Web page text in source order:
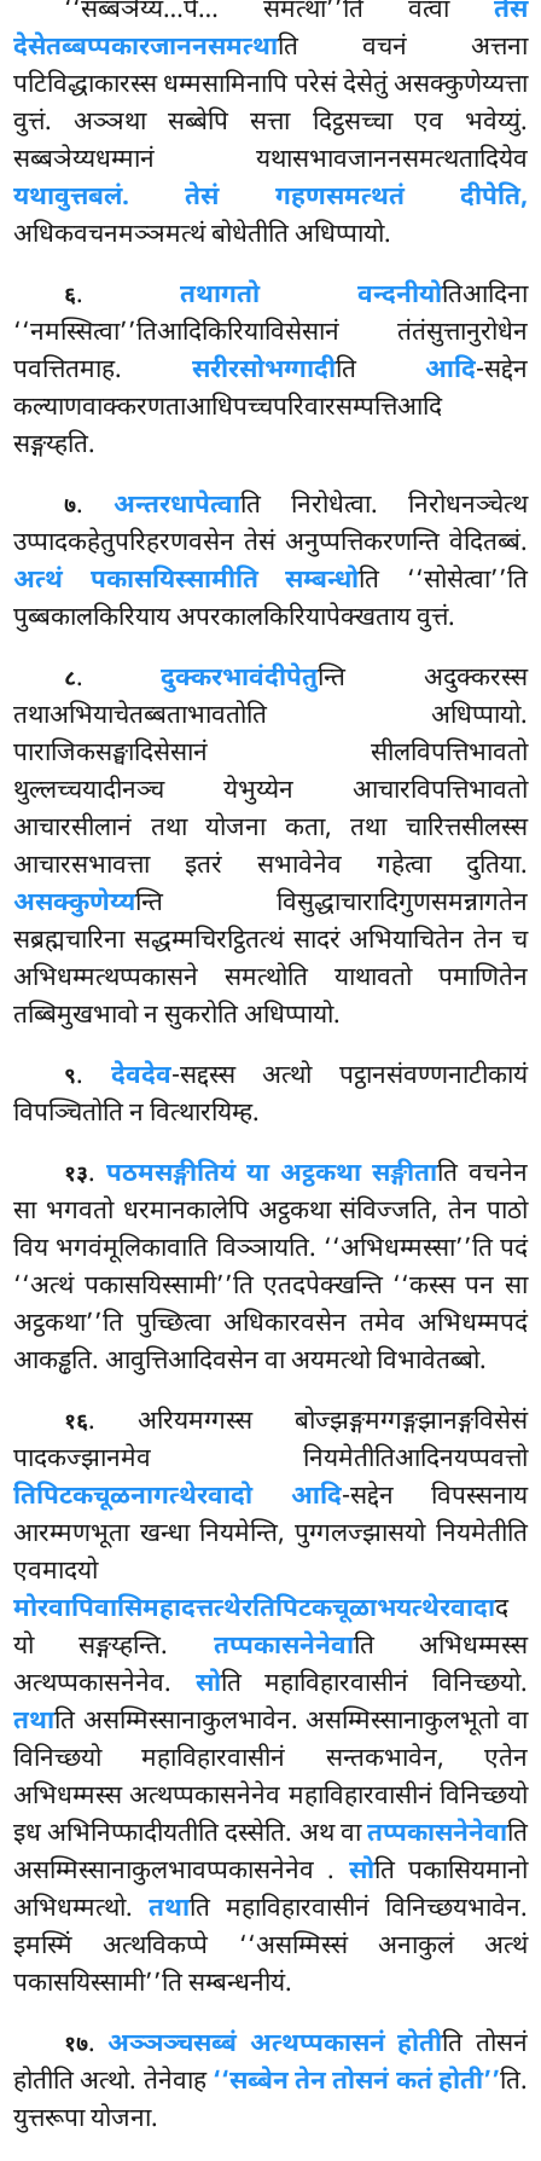
‘‘सब्बञेय्य…पे… समत्था’’ति वत्वा तेसं
देसेतब्बप्पकारजाननसमत्थाति वचनं अत्तना
पटिविद्धाकारस्स धम्मसामिनापि परेसं देसेतुं असक्कुणेय्यत्ता
वुत्तं. अञ्ञथा सब्बेपि सत्ता दिट्ठसच्चा एव भवेय्युं.
सब्बञेय्यधम्मानं यथासभावजाननसमत्थतादियेव
यथावुत्तबलं. तेसं गहणसमत्थतं दीपेति,
अधिकवचनमञ्ञमत्थं बोधेतीति अधिप्पायो.
६.तथागतो वन्दनीयोतिआदिना
‘‘नमस्सित्वा’’तिआदिकिरियाविसेसानं तंतंसुत्तानुरोधेन
पवत्तितमाह. सरीरसोभग्गादीति आदि-सद्देन
कल्याणवाक्करणताआधिपच्चपरिवारसम्पत्तिआदि
सङ्गय्हति.
७. अन्तरधापेत्वाति निरोधेत्वा. निरोधनञ्चेत्थ
उप्पादकहेतुपरिहरणवसेन तेसं अनुप्पत्तिकरणन्ति वेदितब्बं.
अत्थं पकासयिस्सामीति सम्बन्धोति ‘‘सोसेत्वा’’ति
पुब्बकालकिरियाय अपरकालकिरियापेक्खताय वुत्तं.
८.दुक्करभावंदीपेतुन्ति अदुक्करस्स
तथाअभियाचेतब्बताभावतोति अधिप्पायो.
पाराजिकसङ्घादिसेसानं सीलविपत्तिभावतो
थुल्लच्चयादीनञ्च येभुय्येन आचारविपत्तिभावतो
आचारसीलानं तथा योजना कता, तथा चारित्तसीलस्स
आचारसभावत्ता इतरं सभावेनेव गहेत्वा दुतिया.
असक्कुणेय्यन्ति विसुद्धाचारादिगुणसमन्नागतेन
सब्रह्मचारिना सद्धम्मचिरट्ठितत्थं सादरं अभियाचितेन तेन च
अभिधम्मत्थप्पकासने समत्थोति याथावतो पमाणितेन
तब्बिमुखभावो न सुकरोति अधिप्पायो.
९. देवदेव-सद्दस्स अत्थो पट्ठानसंवण्णनाटीकायं
विपञ्चितोति न वित्थारयिम्ह.
१३. पठमसङ्गीतियं या अट्ठकथा सङ्गीताति वचनेन
सा भगवतो धरमानकालेपि अट्ठकथा संविज्जति, तेन पाठो
विय भगवंमूलिकावाति विञ्ञायति. ‘‘अभिधम्मस्सा’’ति पदं
‘‘अत्थं पकासयिस्सामी’’ति एतदपेक्खन्ति ‘‘कस्स पन सा
अट्ठकथा’’ति पुच्छित्वा अधिकारवसेन तमेव अभिधम्मपदं
आकड्ढति. आवुत्तिआदिवसेन वा अयमत्थो विभावेतब्बो.
१६. अरियमग्गस्स बोज्झङ्गमग्गङ्गझानङ्गविसेसं
पादकज्झानमेव नियमेतीतिआदिनयप्पवत्तो
तिपिटकचूळनागत्थेरवादो आदि-सद्देन विपस्सनाय
आरम्मणभूता खन्धा नियमेन्ति, पुग्गलज्झासयो नियमेतीति
एवमादयो
मोरवापिवासिमहादत्तत्थेरतिपिटकचूळाभयत्थेरवादाद
यो सङ्गय्हन्ति. तप्पकासनेनेवाति अभिधम्मस्स
अत्थप्पकासनेनेव. सोति महाविहारवासीनं विनिच्छयो.
तथाति असम्मिस्सानाकुलभावेन. असम्मिस्सानाकुलभूतो वा
विनिच्छयो महाविहारवासीनं सन्तकभावेन, एतेन
अभिधम्मस्स अत्थप्पकासनेनेव महाविहारवासीनं विनिच्छयो
इध अभिनिप्फादीयतीति दस्सेति. अथ वातप्पकासनेनेवाति
असम्मिस्सानाकुलभावप्पकासनेनेव . सोति पकासियमानो
अभिधम्मत्थो.तथाति महाविहारवासीनं विनिच्छयभावेन.
इमस्मिं अत्थविकप्पे ‘‘असम्मिस्सं अनाकुलं अत्थं
पकासयिस्सामी’’ति सम्बन्धनीयं.
१७.अञ्ञञ्चसब्बं अत्थप्पकासनं होतीति तोसनं
होतीति अत्थो. तेनेवाह‘‘सब्बेन तेन तोसनं कतं होती’’ति.
युत्तरूपा योजना.